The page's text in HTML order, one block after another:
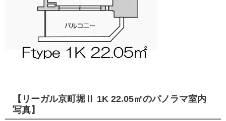
【リーガル京町堀Ⅱ 1K 22.05㎡のパノラマ室内
写真】